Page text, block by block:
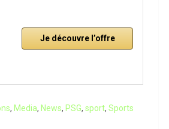
Je découvre l’offre
, Media, News, PSG, sport, Sports